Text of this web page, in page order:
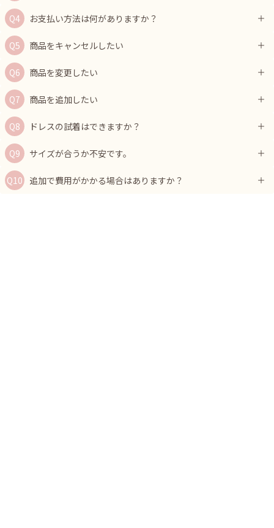
お支払い方法は何がありますか？
商品をキャンセルしたい
商品を変更したい
商品を追加したい
ドレスの試着はできますか？
サイズが合うか不安です。
追加で費用がかかる場合はありますか？